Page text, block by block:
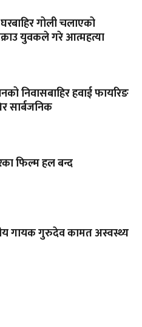
गोली चलाएको
युवकले गरे आत्महत्या
निवासबाहिर हवाई फायरिङ
सार्बजनिक
फिल्म हल बन्द
गायक गुरुदेव कामत अस्वस्थ्य